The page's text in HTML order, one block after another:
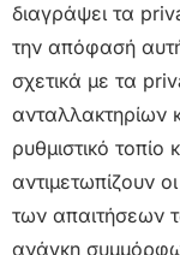
διαγράψει τα
την απόφασή
σχετικά με τα
ανταλλακτηρίων
ρυθμιστικό τοπίο
αντιμετωπίζουν
των απαιτήσεων
ανάγκη